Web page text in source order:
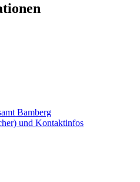
Bamberg
und Kontaktinfos